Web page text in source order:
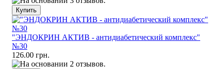
"ЭНДОКРИН АКТИВ - антидиабетический комплекс"
№30
126.00 грн.